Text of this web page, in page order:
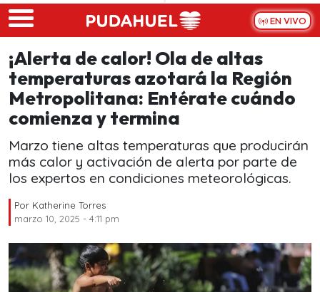
Skip to main content
EN VIVO
¡Alerta de calor! Ola de altas
temperaturas azotará la Región
Metropolitana: Entérate cuándo
comienza y termina
Marzo tiene altas temperaturas que producirán
más calor y activación de alerta por parte de
los expertos en condiciones meteorológicas.
Por Katherine Torres
marzo 10, 2025 - 4:11 pm